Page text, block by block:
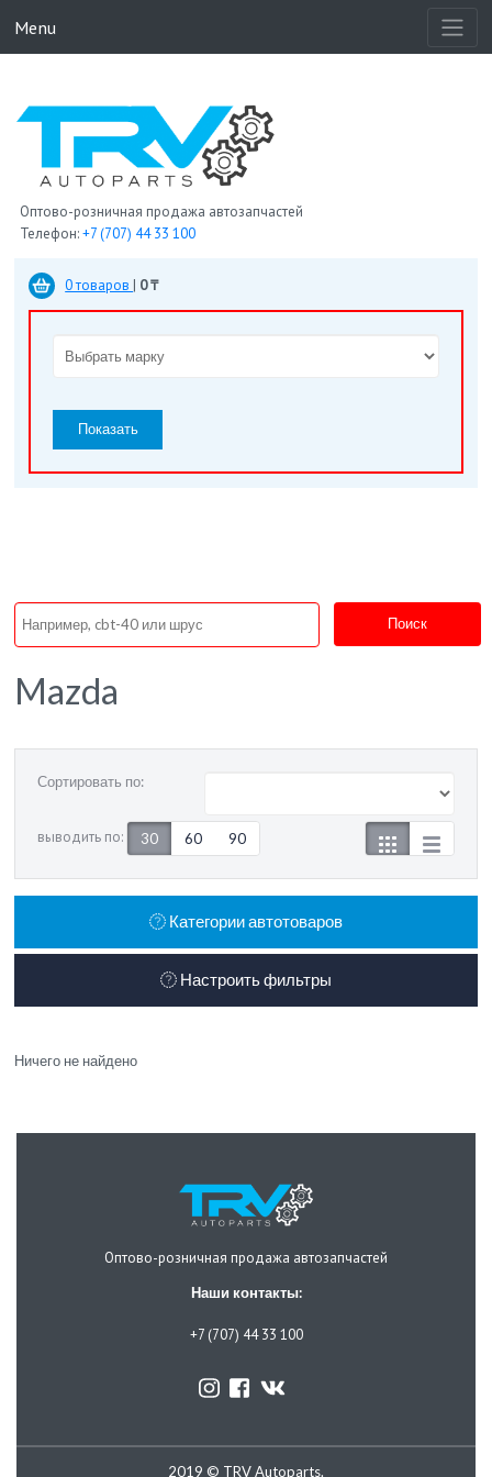
Menu
Оптово-розничная продажа автозапчастей
Телефон:+7 (707) 44 33 100
0 товаров | 0 ₸
Показать
Поиск
Mazda
Сортировать по:
выводить по: 30 60 90
Категории автотоваров
Настроить фильтры
Ничего не найдено
Оптово-розничная продажа автозапчастей
Наши контакты:
+7 (707) 44 33 100
2019 © TRV Autoparts.